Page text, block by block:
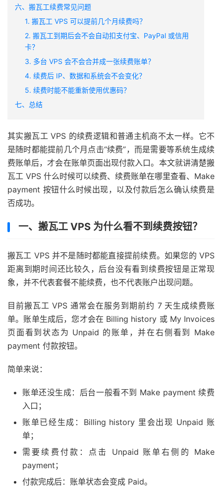
六、搬瓦工续费常见问题
1. 搬瓦工 VPS 可以提前几个月续费吗？
2. 搬瓦工到期后会不会自动扣支付宝、PayPal 或信用
卡？
3. 多台 VPS 会不会合并成一张续费账单？
4. 续费后 IP、数据和系统会不会变化？
5. 续费时能不能重新使用优惠码？
七、总结
其实搬瓦工 VPS 的续费逻辑和普通主机商不太一样。它不
是随时都能提前几个月点击“续费”，而是需要等系统生成续
费账单后，才会在账单页面出现付款入口。本文就讲清楚搬
瓦工 VPS 什么时候可以续费、续费账单在哪里查看、Make
payment 按钮什么时候出现，以及付款后怎么确认续费是
否成功。
一、搬瓦工 VPS 为什么看不到续费按钮？
搬瓦工 VPS 并不是随时都能直接提前续费。如果您的 VPS
距离到期时间还比较久，后台没有看到续费按钮是正常现
象，并不代表套餐不能续费，也不代表账户出现问题。
目前搬瓦工 VPS 通常会在服务到期前约 7 天生成续费账
单。账单生成后，您才会在 Billing history 或 My Invoices
页面看到状态为 Unpaid 的账单，并在右侧看到 Make
payment 付款按钮。
简单来说：
账单还没生成：后台一般看不到 Make payment 续费
入口；
账单已经生成：Billing history 里会出现 Unpaid 账
单；
需要续费付款：点击 Unpaid 账单右侧的 Make
payment；
付款完成后：账单状态会变成 Paid。